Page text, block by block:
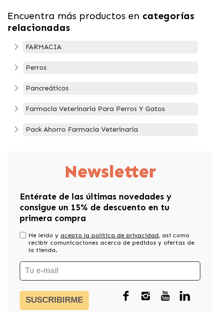
Encuentra más productos en categorías
relacionadas
FARMACIA
Perros
Pancreáticos
Farmacia Veterinaria Para Perros Y Gatos
Pack Ahorro Farmacia Veterinaria
Newsletter
Entérate de las últimas novedades y
consigue un 15% de descuento en tu
primera compra
He leído y acepto la política de privacidad, asi como
recibir comunicaciones acerca de pedidos y ofertas de
la tienda.
SUSCRIBIRME